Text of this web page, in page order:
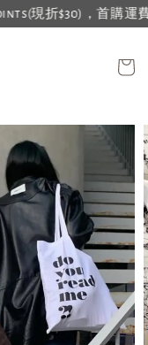
現折$30)，首購運費